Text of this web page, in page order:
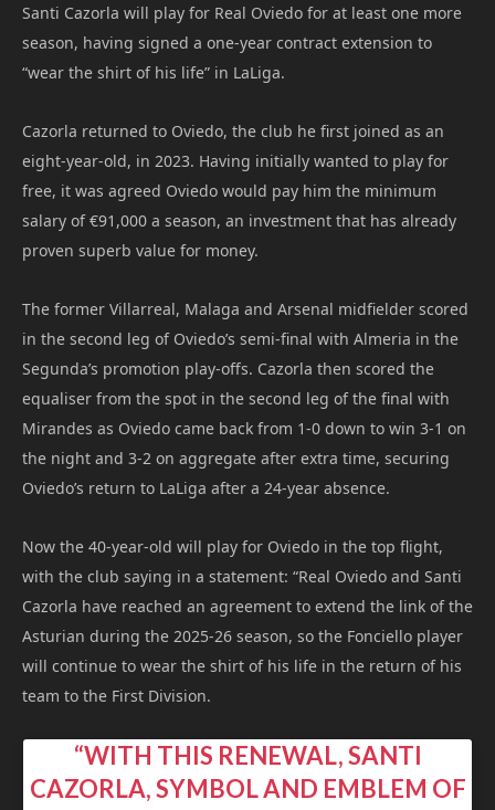
Santi Cazorla will play for Real Oviedo for at least one more
season, having signed a one-year contract extension to
“wear the shirt of his life” in LaLiga.
Cazorla returned to Oviedo, the club he first joined as an
eight-year-old, in 2023. Having initially wanted to play for
free, it was agreed Oviedo would pay him the minimum
salary of €91,000 a season, an investment that has already
proven superb value for money.
The former Villarreal, Malaga and Arsenal midfielder scored
in the second leg of Oviedo’s semi-final with Almeria in the
Segunda’s promotion play-offs. Cazorla then scored the
equaliser from the spot in the second leg of the final with
Mirandes as Oviedo came back from 1-0 down to win 3-1 on
the night and 3-2 on aggregate after extra time, securing
Oviedo’s return to LaLiga after a 24-year absence.
Now the 40-year-old will play for Oviedo in the top flight,
with the club saying in a statement: “Real Oviedo and Santi
Cazorla have reached an agreement to extend the link of the
Asturian during the 2025-26 season, so the Fonciello player
will continue to wear the shirt of his life in the return of his
team to the First Division.
“WITH THIS RENEWAL, SANTI
CAZORLA, SYMBOL AND EMBLEM OF